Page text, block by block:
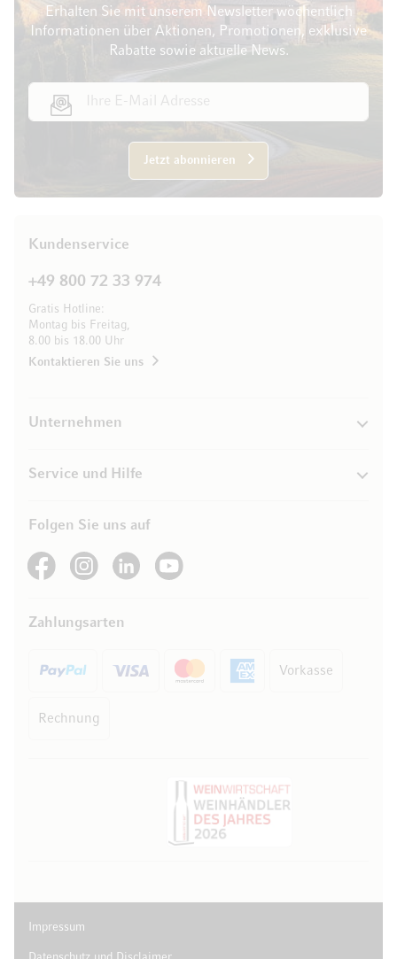
Erhalten Sie mit unserem Newsletter wöchentlich
Informationen über Aktionen, Promotionen, exklusive
Rabatte sowie aktuelle News.
Jetzt abonnieren
Kundenservice
+49 800 72 33 974
Gratis Hotline:
Montag bis Freitag,
8.00 bis 18.00 Uhr
Kontaktieren Sie uns
Unternehmen
Service und Hilfe
Folgen Sie uns auf
See our FacebookSee our Instagram account
See our LinkedInSee our YouTube channel
Zahlungsarten
Vorkasse
Rechnung
Impressum